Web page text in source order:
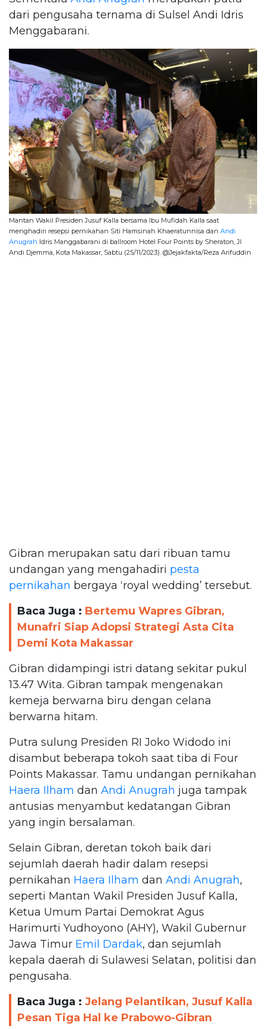
dari pengusaha ternama di Sulsel Andi Idris
Menggabarani.
Mantan Wakil Presiden Jusuf Kalla bersama Ibu Mufidah Kalla saat
menghadiri resepsi pernikahan Siti Hamsinah Khaeratunnisa dan Andi
Anugrah Idris Manggabarani di ballroom Hotel Four Points by Sheraton, Jl
Andi Djemma, Kota Makassar, Sabtu (25/11/2023). @Jejakfakta/Reza Arifuddin
Gibran merupakan satu dari ribuan tamu
undangan yang mengahadiri pesta
pernikahan bergaya ‘royal wedding’ tersebut.
Baca Juga : Bertemu Wapres Gibran,
Munafri Siap Adopsi Strategi Asta Cita
Demi Kota Makassar
Gibran didampingi istri datang sekitar pukul
13.47 Wita. Gibran tampak mengenakan
kemeja berwarna biru dengan celana
berwarna hitam.
Putra sulung Presiden RI Joko Widodo ini
disambut beberapa tokoh saat tiba di Four
Points Makassar. Tamu undangan pernikahan
Haera Ilham dan Andi Anugrah juga tampak
antusias menyambut kedatangan Gibran
yang ingin bersalaman.
Selain Gibran, deretan tokoh baik dari
sejumlah daerah hadir dalam resepsi
pernikahan Haera Ilham dan Andi Anugrah,
seperti Mantan Wakil Presiden Jusuf Kalla,
Ketua Umum Partai Demokrat Agus
Harimurti Yudhoyono (AHY), Wakil Gubernur
Jawa Timur Emil Dardak, dan sejumlah
kepala daerah di Sulawesi Selatan, politisi dan
pengusaha.
Baca Juga : Jelang Pelantikan, Jusuf Kalla
Pesan Tiga Hal ke Prabowo-Gibran